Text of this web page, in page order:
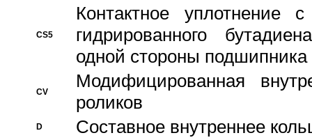
CS5
Контактное уплотнение
гидрированного
одной стороны подшипника
CV
Модифицированная
роликов
D Составное внутреннее